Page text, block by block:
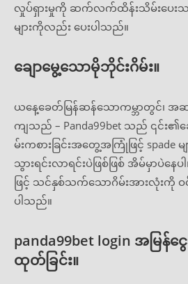
လှုပ်ရှားမှုကို ဆက်လက်ထိန်းသိမ်းပေး
များကိုလည်း ပေးပါသည်။
ချောမွေ့သောမိုဘိုင်းဂိမ်း။
ယနေ့ခေတ်မြန်ဆန်သောကမ္ဘာတွင်၊ အ
ကျသည် – Panda99bet သည် ၎င်း၏ခ
မ်းကစားခြင်းအတွေ့အကြုံဖြင့် spade
သွားရင်းလာရင်းပဲဖြစ်ဖြစ် အိမ်မှာပဲန
ဖြင့် သင်နှစ်သက်သောဂိမ်းအားလုံးကို
ပါသည်။
panda99bet login အမြန်ငွ
ထုတ်ခြင်း။